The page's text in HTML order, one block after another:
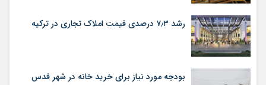
رشد ۷٫۳ درصدی قیمت‌ املاک تجاری در ترکیه
بودجه مورد نیاز برای خرید خانه در شهر قدس